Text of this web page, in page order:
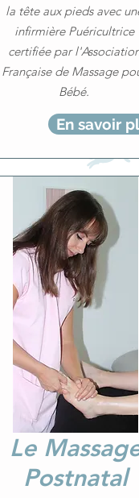
la tête aux pieds avec
infirmière Puéricultrice
certifiée par
Française de Massage
Bébé.
En savoir
Le
Postnatal